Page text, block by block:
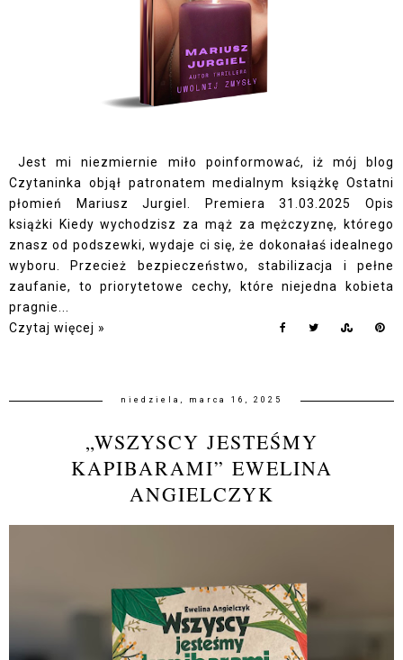
Jest mi niezmiernie miło poinformować, iż mój blog
Czytaninka objął patronatem medialnym książkę Ostatni
płomień Mariusz Jurgiel. Premiera 31.03.2025 Opis
książki Kiedy wychodzisz za mąż za mężczyznę, którego
znasz od podszewki, wydaje ci się, że dokonałaś idealnego
wyboru. Przecież bezpieczeństwo, stabilizacja i pełne
zaufanie, to priorytetowe cechy, które niejedna kobieta
pragnie...
Czytaj więcej »
niedziela, marca 16, 2025
„WSZYSCY JESTEŚMY
KAPIBARAMI” EWELINA
ANGIELCZYK